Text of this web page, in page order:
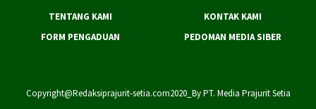
TENTANG KAMI
KONTAK KAMI
FORM PENGADUAN
PEDOMAN MEDIA SIBER
Copyright@Redaksiprajurit-setia.com2020_By PT. Media Prajurit Setia